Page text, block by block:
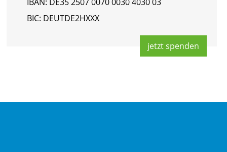
BIC: DEUT­DE2HXXX
jetzt spen­den